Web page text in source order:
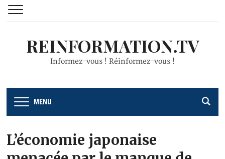
REINFORMATION.TV
Informez-vous ! Réinformez-vous !
MENU
L’économie japonaise